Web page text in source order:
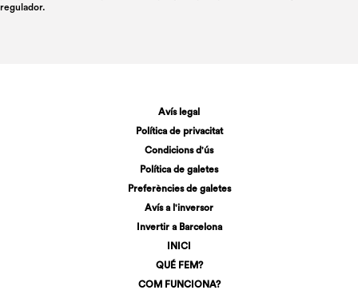
regulador.
Avís legal
Política de privacitat
Condicions d'ús
Política de galetes
Preferències de galetes
Avís a l'inversor
Invertir a Barcelona
INICI
QUÉ FEM?
COM FUNCIONA?